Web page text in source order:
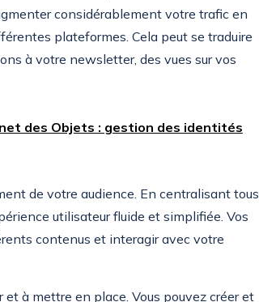
considérablement votre trafic en
plateformes. Cela peut se traduire
à votre newsletter, des vues sur vos
des Objets : gestion des identités
de votre audience. En centralisant tous
utilisateur fluide et simplifiée. Vos
contenus et interagir avec votre
à mettre en place. Vous pouvez créer et